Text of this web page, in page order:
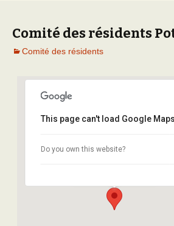
Comité des résidents
Comité des résidents
Brillat Savarin
This page can't load Google
Do you own this website?